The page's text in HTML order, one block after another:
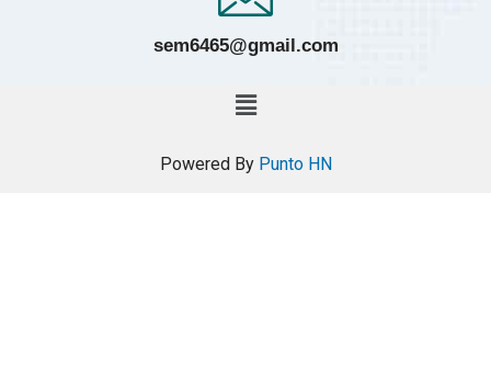
sem6465@gmail.com
Powered By Punto HN